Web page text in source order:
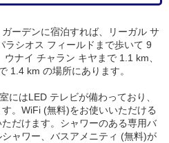
ーデンに宿泊すれば、リーガル サ
ラシオス フィールドまで歩いて 9
ナイ チャラン キヤまで 1.1 km、
1.4 km の場所にあります。
にはLED テレビが備わっており、
。WiFi (無料)をお使いいただける
だけます。シャワーのある専用バ
ャワー、バスアメニティ (無料)が